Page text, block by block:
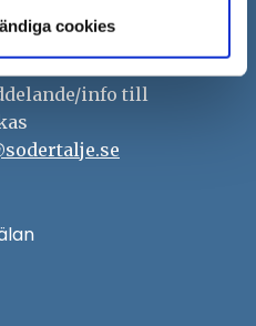
cookies
info till